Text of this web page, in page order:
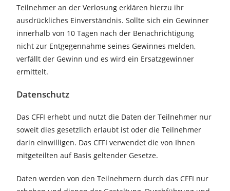
Teilnehmer an der Verlosung erklären hierzu ihr
ausdrückliches Einverständnis. Sollte sich ein Gewinner
innerhalb von 10 Tagen nach der Benachrichtigung
nicht zur Entgegennahme seines Gewinnes melden,
verfällt der Gewinn und es wird ein Ersatzgewinner
ermittelt.
Datenschutz
Das CFFI erhebt und nutzt die Daten der Teilnehmer nur
soweit dies gesetzlich erlaubt ist oder die Teilnehmer
darin einwilligen. Das CFFI verwendet die von Ihnen
mitgeteilten auf Basis geltender Gesetze.
Daten werden von den Teilnehmern durch das CFFI nur